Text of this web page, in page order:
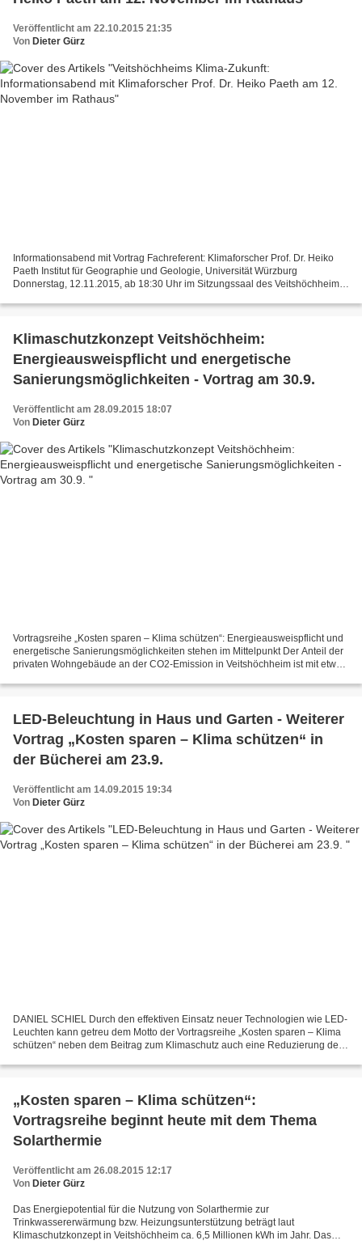
Veröffentlicht am 22.10.2015 21:35
Von Dieter Gürz
Informationsabend mit Vortrag Fachreferent: Klimaforscher Prof. Dr. Heiko
Paeth Institut für Geographie und Geologie, Universität Würzburg
Donnerstag, 12.11.2015, ab 18:30 Uhr im Sitzungssaal des Veitshöchheimer
Klimaschutzkonzept Veitshöchheim:
Energieausweispflicht und energetische
Sanierungsmöglichkeiten - Vortrag am 30.9.
Veröffentlicht am 28.09.2015 18:07
Von Dieter Gürz
Vortragsreihe „Kosten sparen – Klima schützen“: Energieausweispflicht und
energetische Sanierungsmöglichkeiten stehen im Mittelpunkt Der Anteil der
privaten Wohngebäude an der CO2-Emission in Veitshöchheim ist mit etwa
LED-Beleuchtung in Haus und Garten - Weiterer
Vortrag „Kosten sparen – Klima schützen“ in
der Bücherei am 23.9.
Veröffentlicht am 14.09.2015 19:34
Von Dieter Gürz
DANIEL SCHIEL Durch den effektiven Einsatz neuer Technologien wie LED-
Leuchten kann getreu dem Motto der Vortragsreihe „Kosten sparen – Klima
schützen“ neben dem Beitrag zum Klimaschutz auch eine Reduzierung der
„Kosten sparen – Klima schützen“:
Vortragsreihe beginnt heute mit dem Thema
Solarthermie
Veröffentlicht am 26.08.2015 12:17
Von Dieter Gürz
Das Energiepotential für die Nutzung von Solarthermie zur
Trinkwassererwärmung bzw. Heizungsunterstützung beträgt laut
Klimaschutzkonzept in Veitshöchheim ca. 6,5 Millionen kWh im Jahr. Das